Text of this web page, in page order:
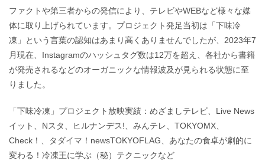
ファクトや第三者からの発信により、テレビやWEBなど様々な媒
体に取り上げられています。プロジェクト発足当初は「下味冷
凍」という言葉の認知はあまり高くありませんでしたが、2023年7
月現在、Instagramのハッシュタグ数は12万を超え、各社から書籍
が発売されるなどのオーガニックな情報波及が見られる状態に至
りました。
「下味冷凍」プロジェクト放映実績：めざましテレビ、Live News
イット、Nスタ、ヒルナンデス!、みんテレ、TOKYOMX、
Check！、タダイマ！newsTOKYOFLAG、あなたの食卓が劇的に
変わる！冷凍王に学ぶ（秘）テクニックなど